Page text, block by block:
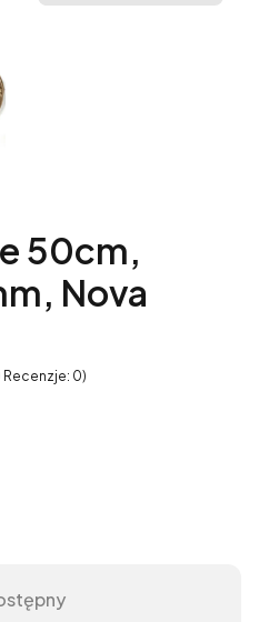
50cm,
Nova
Recenzje: 0)